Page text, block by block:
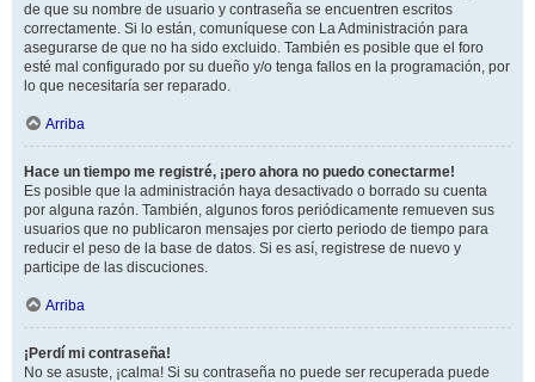
de que su nombre de usuario y contraseña se encuentren escritos
correctamente. Si lo están, comuníquese con La Administración para
asegurarse de que no ha sido excluido. También es posible que el foro
esté mal configurado por su dueño y/o tenga fallos en la programación, por
lo que necesitaría ser reparado.
Arriba
Hace un tiempo me registré, ¡pero ahora no puedo conectarme!
Es posible que la administración haya desactivado o borrado su cuenta
por alguna razón. También, algunos foros periódicamente remueven sus
usuarios que no publicaron mensajes por cierto periodo de tiempo para
reducir el peso de la base de datos. Si es así, registrese de nuevo y
participe de las discuciones.
Arriba
¡Perdí mi contraseña!
No se asuste, ¡calma! Si su contraseña no puede ser recuperada puede